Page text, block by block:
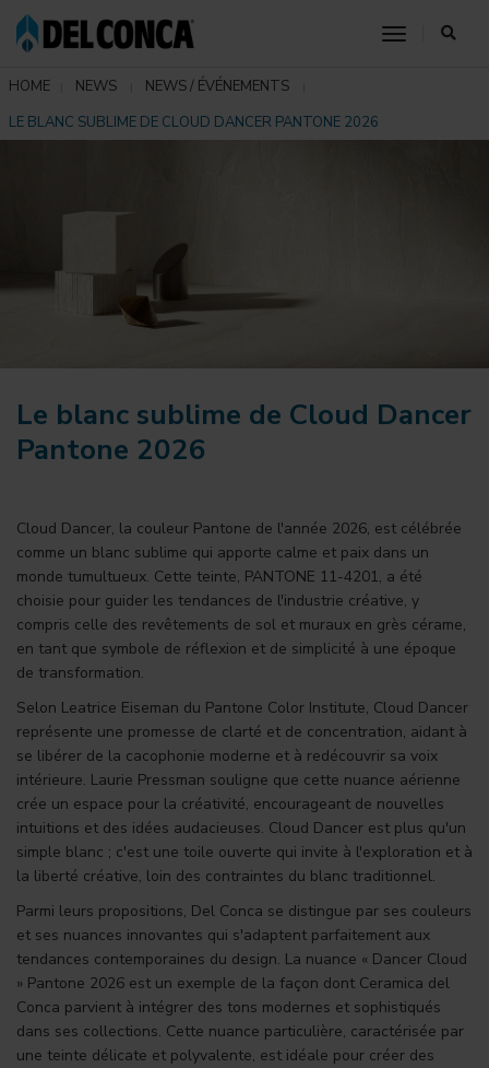
toggle
HOME NEWS
NEWS / ÉVÉNEMENTS
LE BLANC SUBLIME DE CLOUD DANCER PANTONE 2026
Le blanc sublime de Cloud Dancer
Pantone 2026
Cloud Dancer, la couleur Pantone de l'année 2026, est célébrée
comme un blanc sublime qui apporte calme et paix dans un
monde tumultueux. Cette teinte, PANTONE 11-4201, a été
choisie pour guider les tendances de l'industrie créative, y
compris celle des revêtements de sol et muraux en grès cérame,
en tant que symbole de réflexion et de simplicité à une époque
de transformation.
Selon Leatrice Eiseman du Pantone Color Institute, Cloud Dancer
représente une promesse de clarté et de concentration, aidant à
se libérer de la cacophonie moderne et à redécouvrir sa voix
intérieure. Laurie Pressman souligne que cette nuance aérienne
crée un espace pour la créativité, encourageant de nouvelles
intuitions et des idées audacieuses. Cloud Dancer est plus qu'un
simple blanc ; c'est une toile ouverte qui invite à l'exploration et à
la liberté créative, loin des contraintes du blanc traditionnel.
Parmi leurs propositions, Del Conca se distingue par ses couleurs
et ses nuances innovantes qui s'adaptent parfaitement aux
tendances contemporaines du design. La nuance « Dancer Cloud
» Pantone 2026 est un exemple de la façon dont Ceramica del
Conca parvient à intégrer des tons modernes et sophistiqués
dans ses collections. Cette nuance particulière, caractérisée par
une teinte délicate et polyvalente, est idéale pour créer des